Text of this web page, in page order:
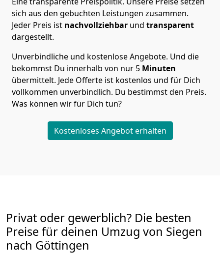
sich aus den gebuchten Leistungen zusammen.
Jeder Preis ist nachvollziehbar und transparent
dargestellt.
Unverbindliche und kostenlose Angebote. Und die
bekommst Du innerhalb von nur 5 Minuten
übermittelt. Jede Offerte ist kostenlos und für Dich
vollkommen unverbindlich. Du bestimmst den Preis.
Was können wir für Dich tun?
Kostenloses Angebot erhalten
Privat oder gewerblich? Die besten
Preise für deinen Umzug von Siegen
nach Göttingen